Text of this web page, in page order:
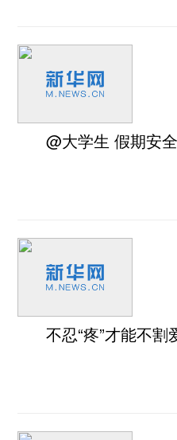
@大学生 假期安
不忍“疼”才能不割